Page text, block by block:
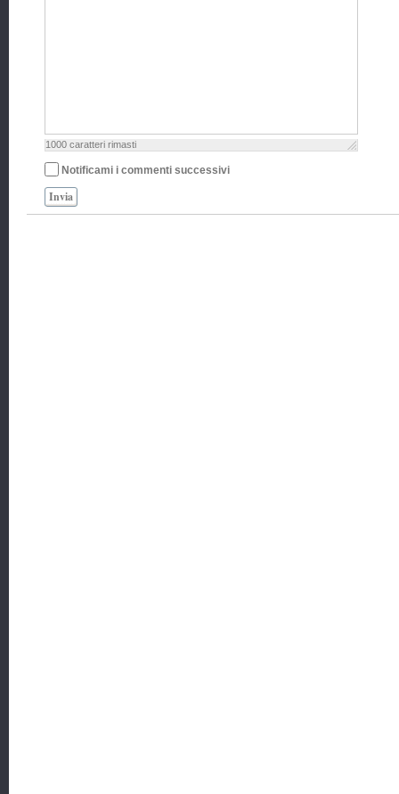
1000 caratteri rimasti
Notificami i commenti successivi
Invia